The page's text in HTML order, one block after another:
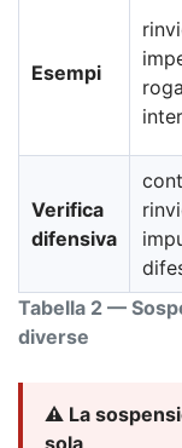
Tabella 2 —
diverse
Esempi
Verifica
difensiva
⚠️ La
sola